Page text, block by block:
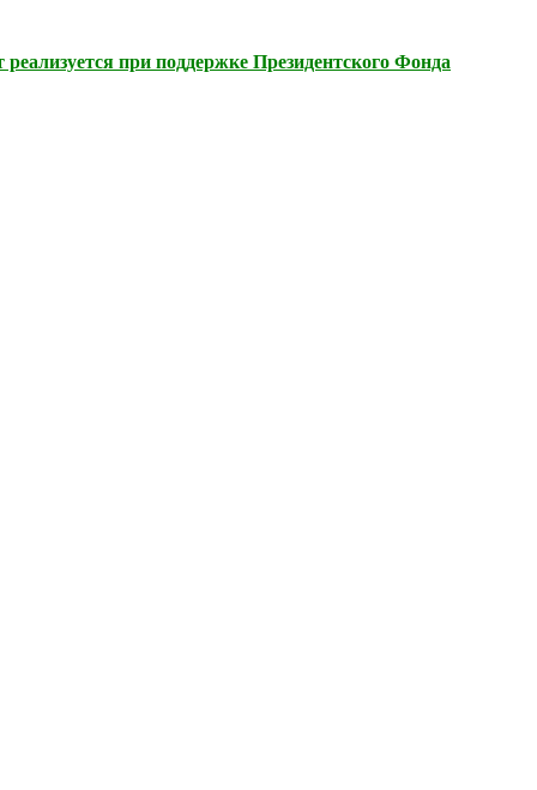
при поддержке Президентского Фонда